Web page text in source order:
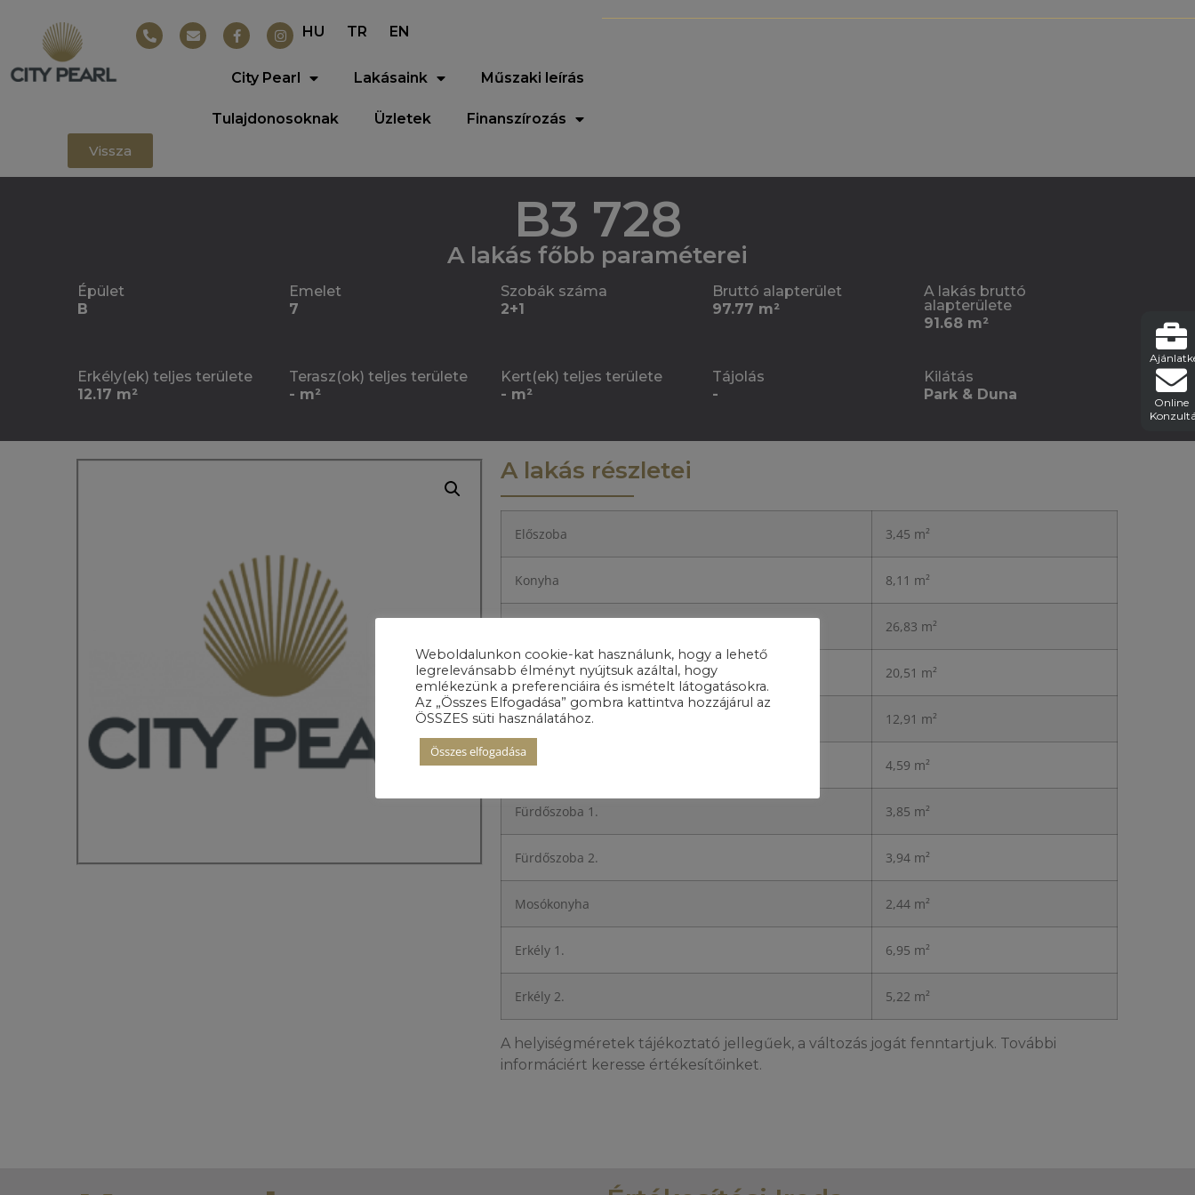
HU TR EN
City Pearl Lakásaink Műszaki leírás
Tulajdonosoknak Üzletek Finanszírozás
Online
Vissza
B3 728
A lakás főbb paraméterei
Épület
B
Emelet
7
Szobák száma
2+1
Bruttó alapterület
97.77 m²
A lakás bruttó
alapterülete
91.68 m²
Erkély(ek) teljes területe
12.17 m²
Terasz(ok) teljes területe
- m²
Kert(ek) teljes területe
- m²
Tájolás
-
Kilátás
Park & Duna
A lakás részletei
Előszoba 3,45 m²
Konyha 8,11 m²
26,83 m²
Hálószoba 1. 20,51 m²
Hálószoba 2. 12,91 m²
Közlekedő 4,59 m²
Fürdőszoba 1. 3,85 m²
Fürdőszoba 2. 3,94 m²
Mosókonyha 2,44 m²
Erkély 1. 6,95 m²
Erkély 2. 5,22 m²
A helyiségméretek tájékoztató jellegűek, a változás jogát fenntartjuk. További
informáciért keresse értékesítőinket.
Weboldalunkon cookie-kat használunk, hogy a lehető
legrelevánsabb élményt nyújtsuk azáltal, hogy
emlékezünk a preferenciáira és ismételt látogatásokra.
Az „Összes Elfogadása” gombra kattintva hozzájárul az
ÖSSZES süti használatához.
Összes elfogadása